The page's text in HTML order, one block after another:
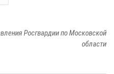
Росгвардии по Московской
области